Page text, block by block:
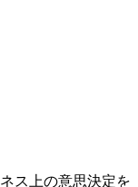
ス上の意思決定を